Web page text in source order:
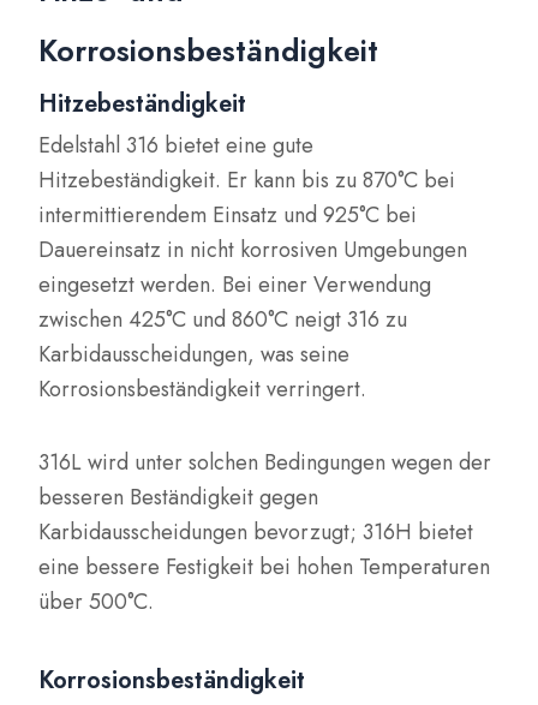
Korrosionsbeständigkeit
Hitzebeständigkeit
Edelstahl 316 bietet eine gute
Hitzebeständigkeit. Er kann bis zu 870°C bei
intermittierendem Einsatz und 925°C bei
Dauereinsatz in nicht korrosiven Umgebungen
eingesetzt werden. Bei einer Verwendung
zwischen 425°C und 860°C neigt 316 zu
Karbidausscheidungen, was seine
Korrosionsbeständigkeit verringert.
316L wird unter solchen Bedingungen wegen der
besseren Beständigkeit gegen
Karbidausscheidungen bevorzugt; 316H bietet
eine bessere Festigkeit bei hohen Temperaturen
über 500°C.
Korrosionsbeständigkeit